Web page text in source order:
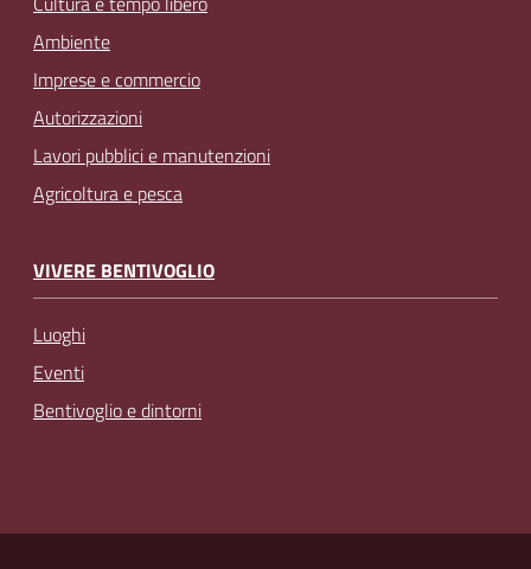
Ambiente
Imprese e commercio
Autorizzazioni
Lavori pubblici e manutenzioni
Agricoltura e pesca
VIVERE BENTIVOGLIO
Luoghi
Eventi
Bentivoglio e dintorni